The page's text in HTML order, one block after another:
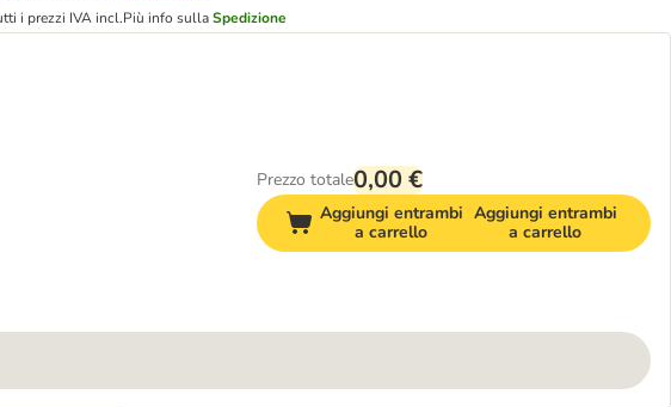
i prezzi IVA incl.Più info sullaSpedizione
Prezzo totale0,00 €
Aggiungi entrambi
a carrello
Aggiungi entrambi
a carrello